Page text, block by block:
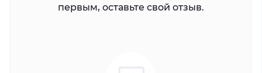
первым, оставьте свой отзыв.